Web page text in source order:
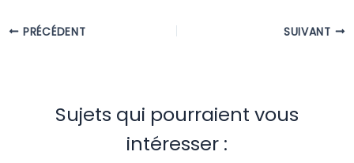
PRÉCÉDENT SUIVANT
Sujets qui pourraient vous
intéresser :